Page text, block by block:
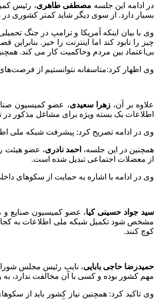
در ادامه این جلسه مصطفی طاهری، رئیس
بسیار دارد. از سوی دیگر شاید کمتر کشوری در
وی با بیان اینکه آمریکا و ترامپ در جنگ
چیز را نابود کند اما اینترنت را خیر.
بی‌اعتماد بین مردم وحاکمیت کار می کند.
وی اظهار کرد:متاسفانه نتوانستیم از
علاوه بر آن، زهرا سعیدی، عضو کمیسیون
اطلاعات یک بسته ویژه برای مشاغل مذکور در
وی در ادامه تصریح کرد: پیشرفت شبکه ملی
همچنین در این جلسه، احمد نادری، عضو هیئت
از معضلات اجتماعی تبدیل شده است.
وی در ادامه با اشاره به حمایت از سکوهای
سید جواد حسینی کیا، عضو کمیسیون صنایع و
مشخص شود تکمیل شبکه ملی اطلاعات به کجا
کوچ کنند.
حمیدرضا حاجی بابایی، نایب رئیس مجلس
مهم کشور بوده و کسی با آن مخالفت ندارد،
وی تاکید کرد: همچنین نیاز کشور باید از